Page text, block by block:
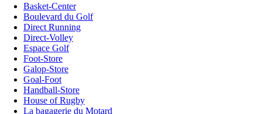
Basket-Center
Boulevard du Golf
Direct Running
Direct-Volley
Espace Golf
Foot-Store
Galop-Store
Goal-Foot
Handball-Store
House of Rugby
La bagagerie du Motard